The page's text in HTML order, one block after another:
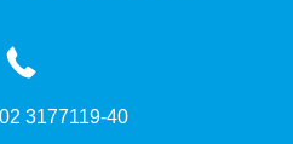
3177119-40